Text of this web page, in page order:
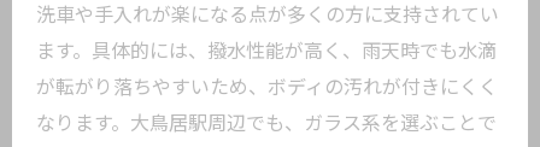
は
メンテナンス性重視のカーコーティング
術
洗車や手入れが楽になる点が多くの方に支持されてい
ます。具体的には、撥水性能が高く、雨天時でも水滴
が転がり落ちやすいため、ボディの汚れが付きにくく
なります。大鳥居駅周辺でも、ガラス系を選ぶことで